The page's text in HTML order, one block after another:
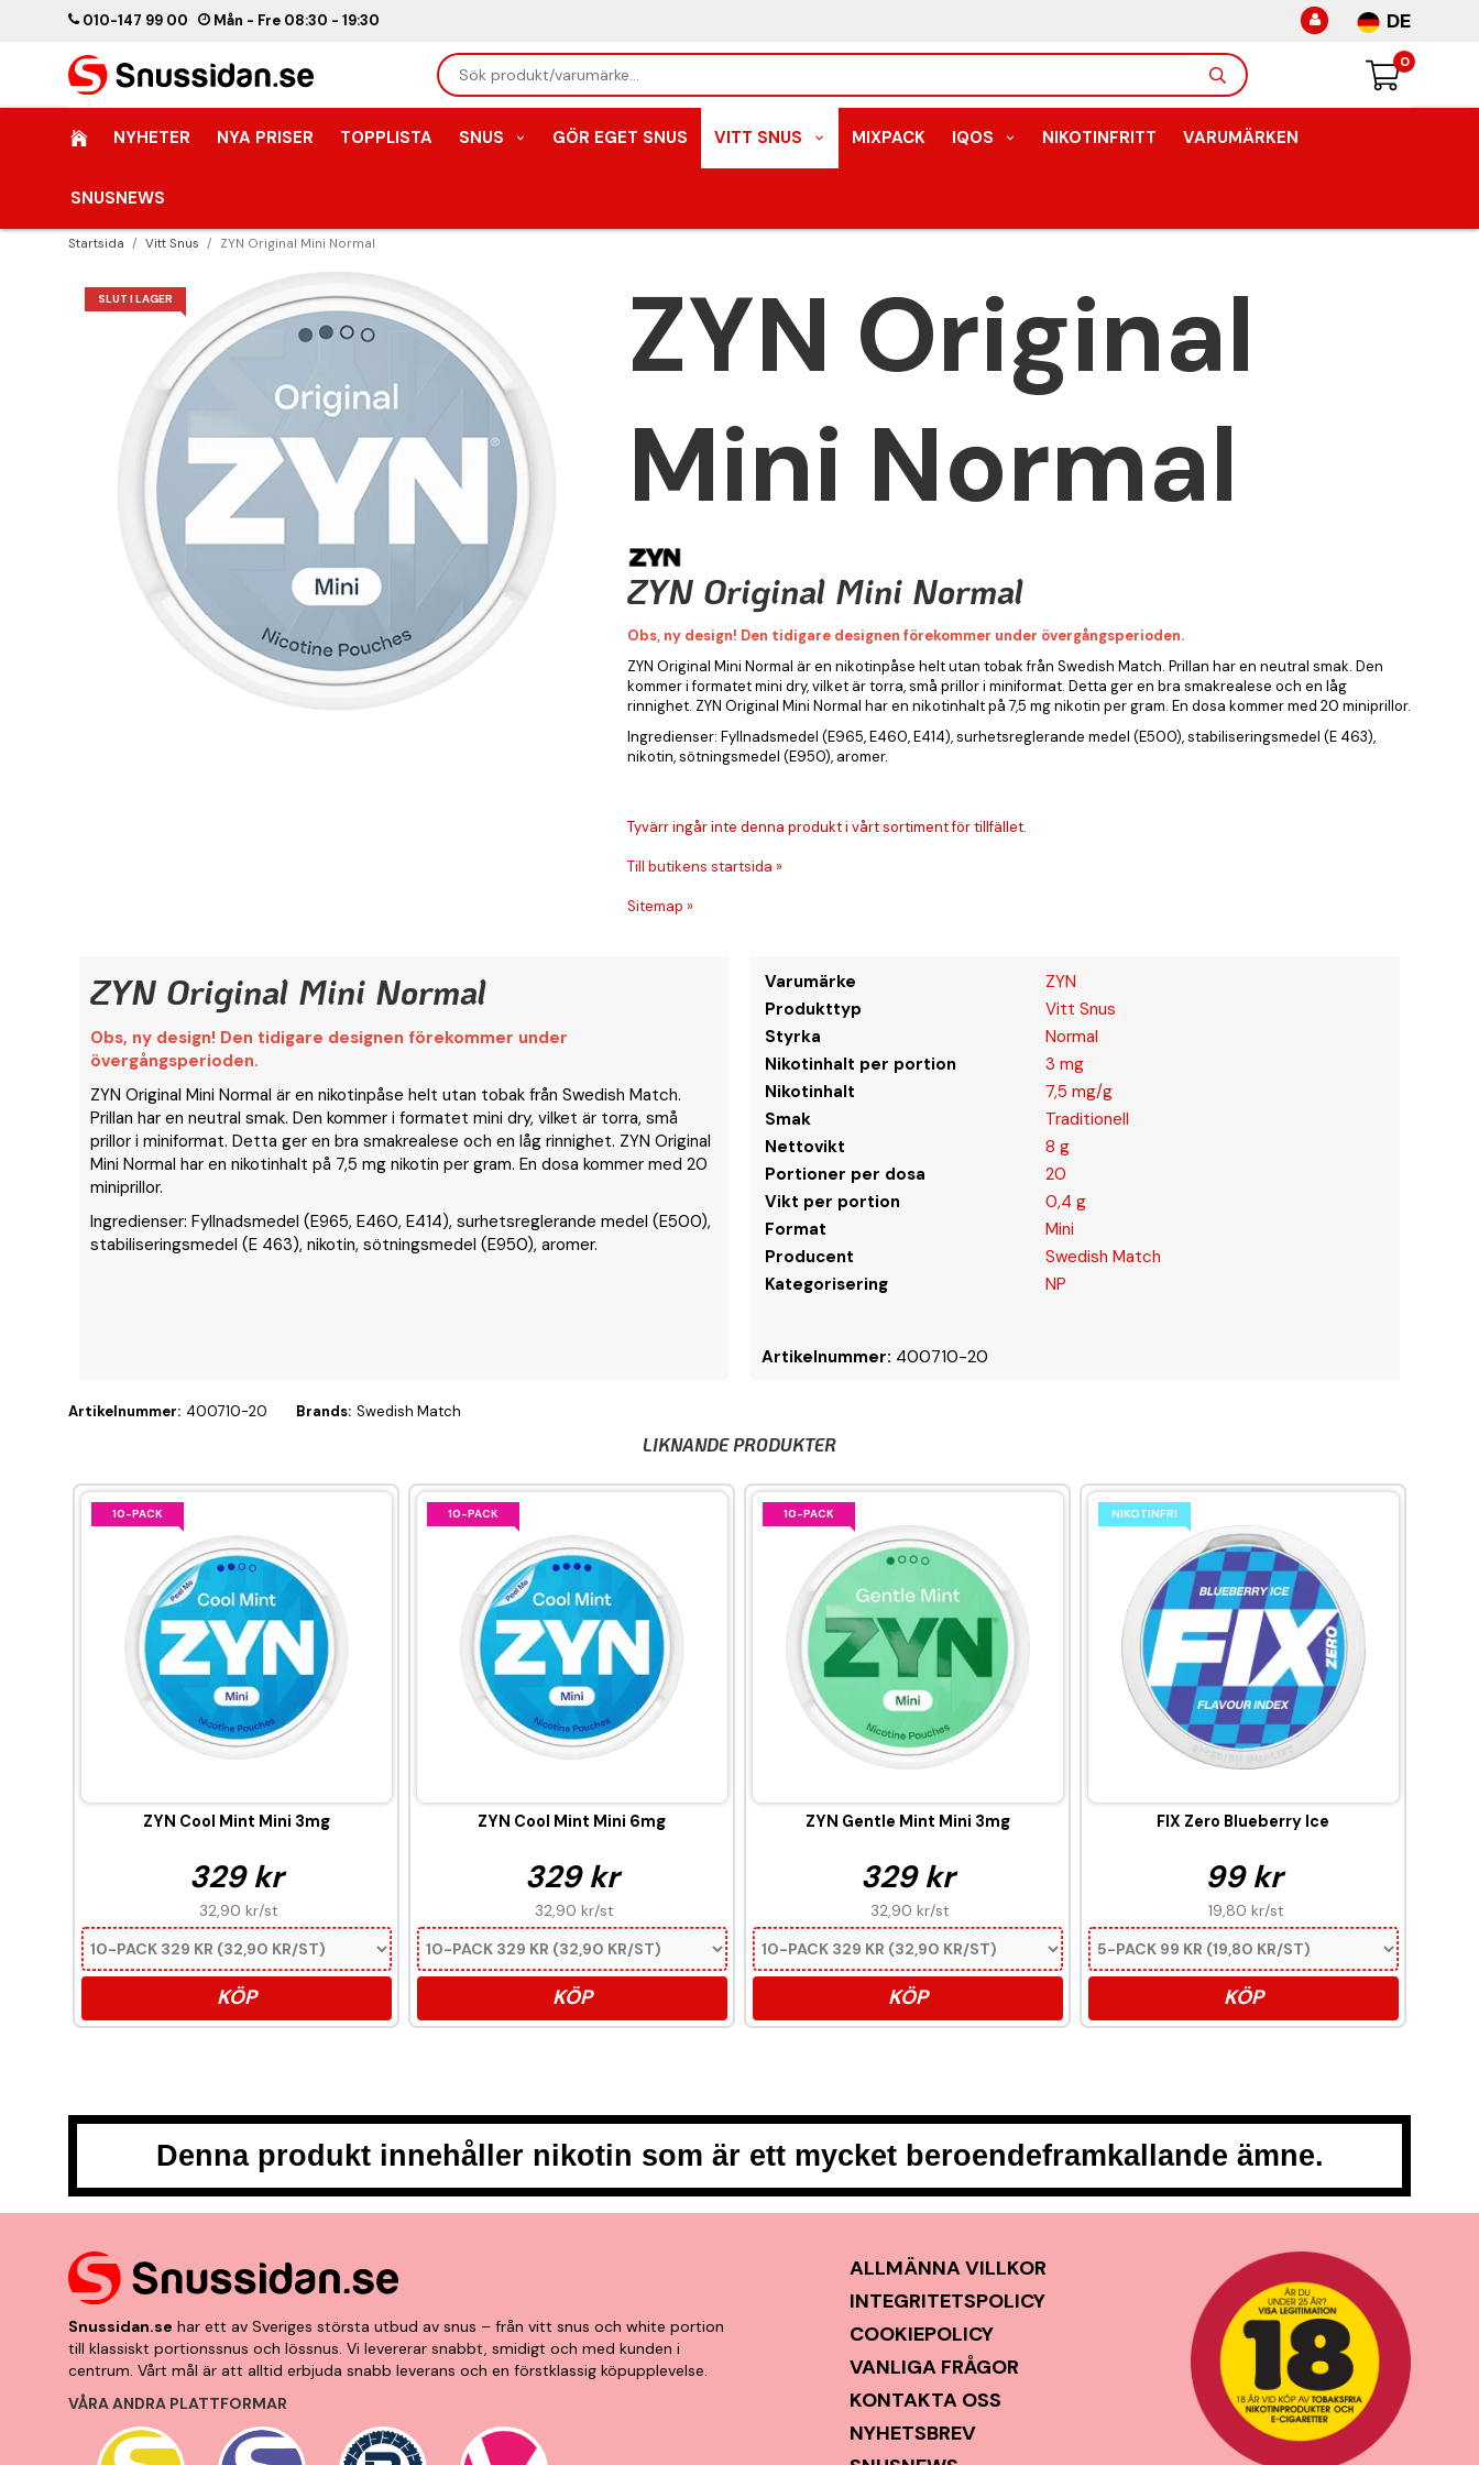
010-147 99 00 Mån - Fre 08:30 - 19:30 DE
0
NYHETER NYA PRISER TOPPLISTA SNUS GÖR EGET SNUS VITT SNUS MIXPACK IQOS NIKOTINFRITT VARUMÄRKEN
SNUSNEWS
Startsida / Vitt Snus / ZYN Original Mini Normal
SLUT I LAGER
ZYN Original
Mini Normal
ZYN Original Mini Normal
Obs, ny design! Den tidigare designen förekommer under övergångsperioden.
ZYN Original Mini Normal är en nikotinpåse helt utan tobak från Swedish Match. Prillan har en neutral smak. Den
kommer i formatet mini dry, vilket är torra, små prillor i miniformat. Detta ger en bra smakrealese och en låg
rinnighet. ZYN Original Mini Normal har en nikotinhalt på 7,5 mg nikotin per gram. En dosa kommer med 20 miniprillor.
Ingredienser: Fyllnadsmedel (E965, E460, E414), surhetsreglerande medel (E500), stabiliseringsmedel (E 463),
nikotin, sötningsmedel (E950), aromer.
Tyvärr ingår inte denna produkt i vårt sortiment för tillfället.
Till butikens startsida »
Sitemap »
ZYN Original Mini Normal
Obs, ny design! Den tidigare designen förekommer under
övergångsperioden.
ZYN Original Mini Normal är en nikotinpåse helt utan tobak från Swedish Match.
Prillan har en neutral smak. Den kommer i formatet mini dry, vilket är torra, små
prillor i miniformat. Detta ger en bra smakrealese och en låg rinnighet. ZYN Original
Mini Normal har en nikotinhalt på 7,5 mg nikotin per gram. En dosa kommer med 20
miniprillor.
Ingredienser: Fyllnadsmedel (E965, E460, E414), surhetsreglerande medel (E500),
stabiliseringsmedel (E 463), nikotin, sötningsmedel (E950), aromer.
Varumärke
ZYN
Produkttyp
Vitt Snus
Styrka
Normal
Nikotinhalt per portion
3 mg
Nikotinhalt
7,5 mg/g
Smak
Traditionell
Nettovikt
8 g
Portioner per dosa
20
Vikt per portion
0,4 g
Format
Mini
Producent
Swedish Match
Kategorisering
NP
Artikelnummer: 400710-20
Artikelnummer: 400710-20 Brands: Swedish Match
LIKNANDE PRODUKTER
10-PACK
ZYN Cool Mint Mini 3mg
329 kr
32,90 kr/st
KÖP
10-PACK
ZYN Cool Mint Mini 6mg
329 kr
32,90 kr/st
KÖP
10-PACK
ZYN Gentle Mint Mini 3mg
329 kr
32,90 kr/st
KÖP
NIKOTINFRI
FIX Zero Blueberry Ice
99 kr
19,80 kr/st
KÖP
Denna produkt innehåller nikotin som är ett mycket beroendeframkallande ämne.
Snussidan.se har ett av Sveriges största utbud av snus – från vitt snus och white portion
till klassiskt portionssnus och lössnus. Vi levererar snabbt, smidigt och med kunden i
centrum. Vårt mål är att alltid erbjuda snabb leverans och en förstklassig köpupplevelse.
VÅRA ANDRA PLATTFORMAR
ALLMÄNNA VILLKOR
INTEGRITETSPOLICY
COOKIEPOLICY
VANLIGA FRÅGOR
KONTAKTA OSS
NYHETSBREV